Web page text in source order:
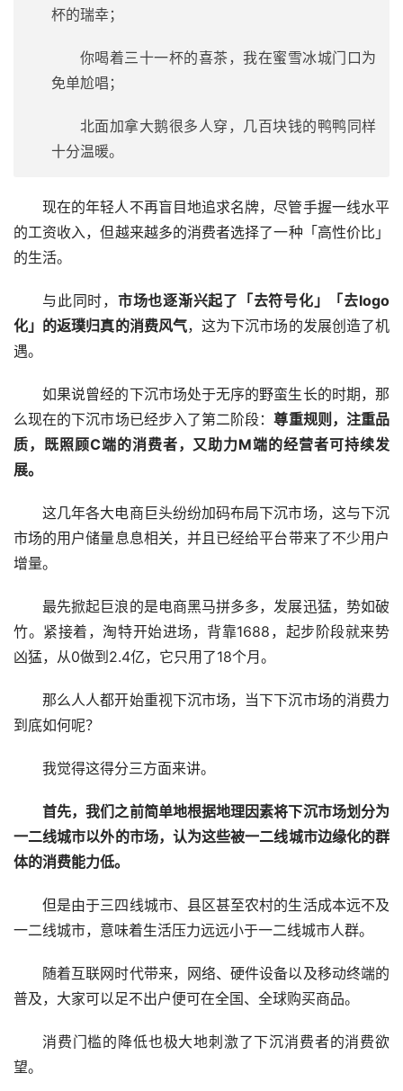
杯的瑞幸；
你喝着三十一杯的喜茶，我在蜜雪冰城门口为
免单尬唱；
北面加拿大鹅很多人穿，几百块钱的鸭鸭同样
十分温暖。
现在的年轻人不再盲目地追求名牌，尽管手握一线水平
的工资收入，但越来越多的消费者选择了一种「高性价比」
的生活。
与此同时， 市场也逐渐兴起了「去符号化」「去logo
化」的返璞归真的消费风气，这为下沉市场的发展创造了机
遇。
如果说曾经的下沉市场处于无序的野蛮生长的时期，那
么现在的下沉市场已经步入了第二阶段：尊重规则，注重品
质，既照顾C端的消费者，又助力M端的经营者可持续发
展。
这几年各大电商巨头纷纷加码布局下沉市场，这与下沉
市场的用户储量息息相关，并且已经给平台带来了不少用户
增量。
最先掀起巨浪的是电商黑马拼多多，发展迅猛，势如破
竹。紧接着，淘特开始进场，背靠1688，起步阶段就来势
凶猛，从0做到2.4亿，它只用了18个月。
那么人人都开始重视下沉市场，当下下沉市场的消费力
到底如何呢？
我觉得这得分三方面来讲。
首先，我们之前简单地根据地理因素将下沉市场划分为
一二线城市以外的市场，认为这些被一二线城市边缘化的群
体的消费能力低。
但是由于三四线城市、县区甚至农村的生活成本远不及
一二线城市，意味着生活压力远远小于一二线城市人群。
随着互联网时代带来，网络、硬件设备以及移动终端的
普及，大家可以足不出户便可在全国、全球购买商品。
消费门槛的降低也极大地刺激了下沉消费者的消费欲
望。